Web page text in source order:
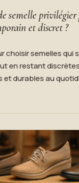
semelle
et discret ?
choisir semelles qui
en restant
durables au